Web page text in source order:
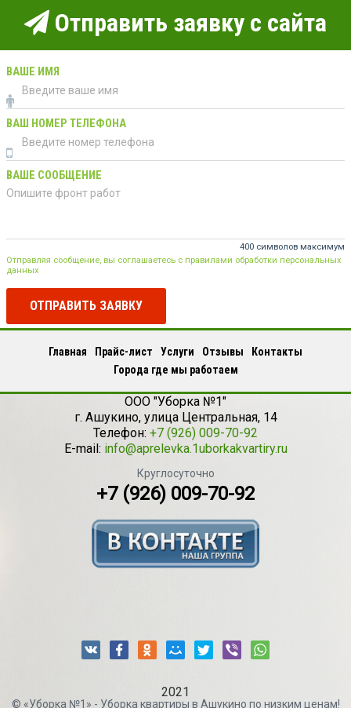
Отправить заявку с сайта
ВАШЕ ИМЯ
ВАШ НОМЕР ТЕЛЕФОНА
ВАШЕ СООБЩЕНИЕ
400 символов максимум
Отправляя сообщение, вы соглашаетесь с правилами обработки персональных
данных
ОТПРАВИТЬ ЗАЯВКУ
Главная Прайс-лист Услуги Отзывы
Контакты
Города где мы работаем
ООО "Уборка №1"
г. Ашукино, улица Центральная, 14
Телефон: +7 (926) 009-70-92
E-mail: info@aprelevka.1uborkakvartiry.ru
Круглосуточно
+7 (926) 009-70-92
2021
© «Уборка №1» - Уборка квартиры в Ашукино по низким ценам!